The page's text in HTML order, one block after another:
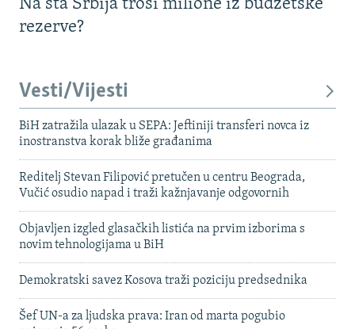
Na šta Srbija troši milione iz budžetske
rezerve?
Vesti/Vijesti
BiH zatražila ulazak u SEPA: Jeftiniji transferi novca iz
inostranstva korak bliže građanima
Reditelj Stevan Filipović pretučen u centru Beograda,
Vučić osudio napad i traži kažnjavanje odgovornih
Objavljen izgled glasačkih listića na prvim izborima s
novim tehnologijama u BiH
Demokratski savez Kosova traži poziciju predsednika
Šef UN-a za ljudska prava: Iran od marta pogubio